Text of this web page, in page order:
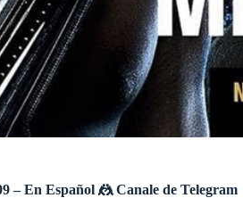
– En Español 🤼 Canale de Telegram